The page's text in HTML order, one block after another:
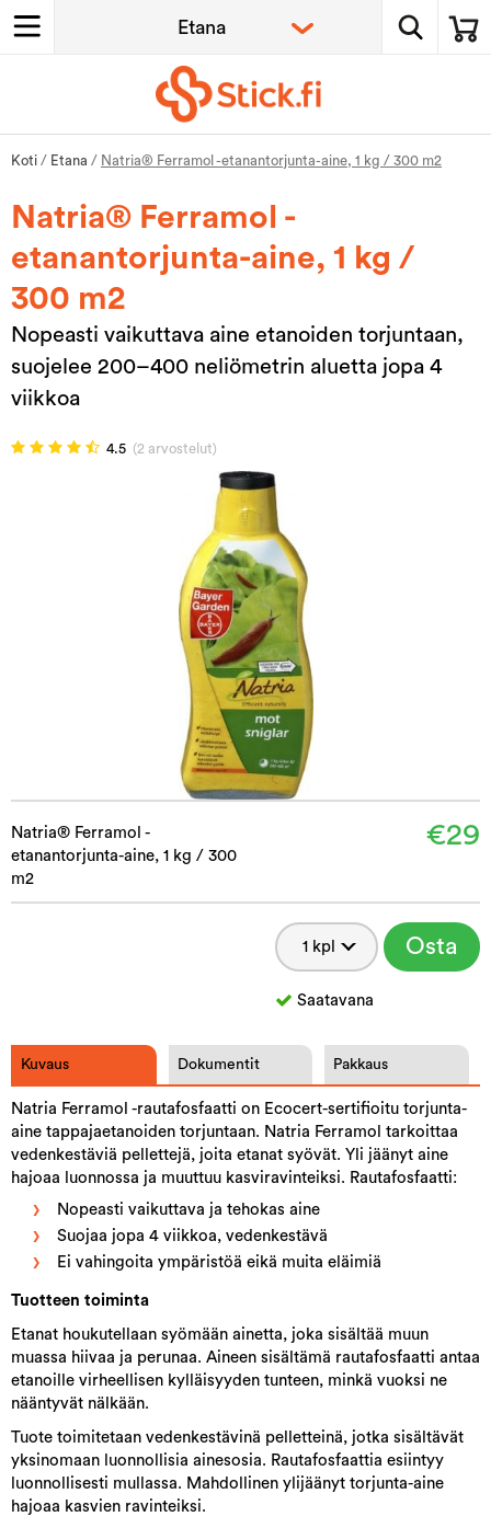
Koti / Etana / Natria® Ferramol -etanantorjunta-aine, 1 kg / 300 m2
Natria® Ferramol -
etanantorjunta-aine, 1 kg /
300 m2
Nopeasti vaikuttava aine etanoiden torjuntaan,
suojelee 200–400 neliömetrin aluetta jopa 4
viikkoa
4.5 (2 arvostelut)
Natria® Ferramol -
etanantorjunta-aine, 1 kg / 300
m2
€29
Osta
Saatavana
Kuvaus Dokumentit Pakkaus
Natria Ferramol -rautafosfaatti on Ecocert-sertifioitu torjunta-
aine tappajaetanoiden torjuntaan. Natria Ferramol tarkoittaa
vedenkestäviä pellettejä, joita etanat syövät. Yli jäänyt aine
hajoaa luonnossa ja muuttuu kasviravinteiksi. Rautafosfaatti:
Nopeasti vaikuttava ja tehokas aine
Suojaa jopa 4 viikkoa, vedenkestävä
Ei vahingoita ympäristöä eikä muita eläimiä
Tuotteen toiminta
Etanat houkutellaan syömään ainetta, joka sisältää muun
muassa hiivaa ja perunaa. Aineen sisältämä rautafosfaatti antaa
etanoille virheellisen kylläisyyden tunteen, minkä vuoksi ne
nääntyvät nälkään.
Tuote toimitetaan vedenkestävinä pelletteinä, jotka sisältävät
yksinomaan luonnollisia ainesosia. Rautafosfaattia esiintyy
luonnollisesti mullassa. Mahdollinen ylijäänyt torjunta-aine
hajoaa kasvien ravinteiksi.